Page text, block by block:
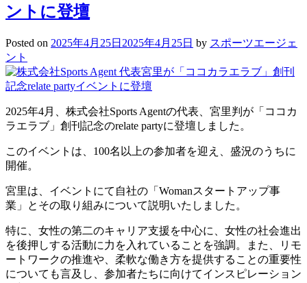
タ
ー
ト
の
知
ら
せ】
レ
タ
業
界
け
BPO
サ
ー
ントに登壇
Posted on 2025年4月25日 2025年4月25日 by スポーツエージェ
ント
2025年4月、株式会社Sports Agentの代表、宮里判が「ココカ
ラエラブ」創刊記念のrelate partyに登壇しました。
このイベントは、100名以上の参加者を迎え、盛況のうちに
開催。
宮里は、イベントにて自社の「Womanスタートアップ事
業」とその取り組みについて説明いたしました。
特に、女性の第二のキャリア支援を中心に、女性の社会進出
を後押しする活動に力を入れていることを強調。また、リモ
ートワークの推進や、柔軟な働き方を提供することの重要性
についても言及し、参加者たちに向けてインスピレーション